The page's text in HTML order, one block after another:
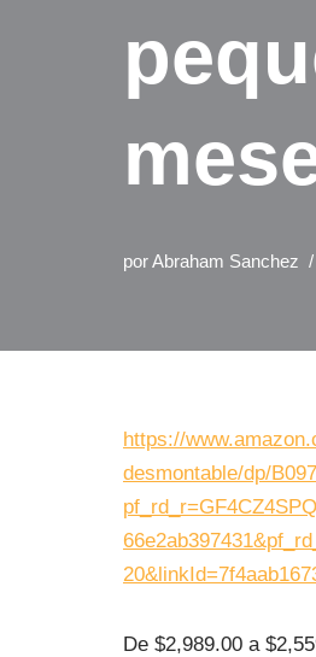
porAbraham Sanchez
https://
desmontable/dp/
De $2,989.00 a